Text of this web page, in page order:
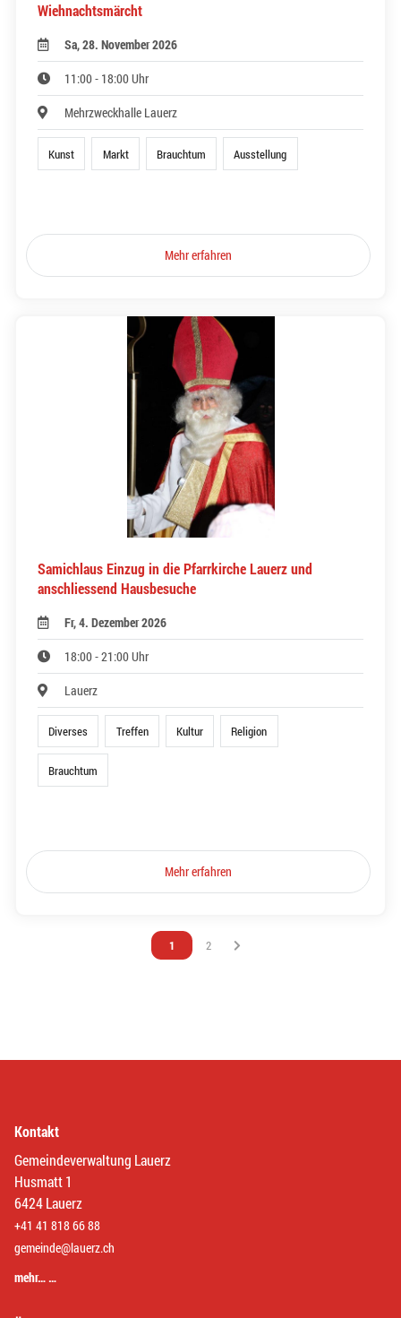
Wiehnachtsmärcht
Sa, 28. November 2026
11:00 - 18:00 Uhr
Mehrzweckhalle Lauerz
Kunst Markt Brauchtum Ausstellung
Mehr erfahren
Samichlaus Einzug in die Pfarrkirche Lauerz und
anschliessend Hausbesuche
Fr, 4. Dezember 2026
18:00 - 21:00 Uhr
Lauerz
Diverses Treffen Kultur Religion
Brauchtum
Mehr erfahren
Vous êtes sur la page
1 Vous êtes sur la page
2
Kontakt
Gemeindeverwaltung Lauerz
Husmatt 1
6424 Lauerz
+41 41 818 66 88
gemeinde@lauerz.ch
mehr… …